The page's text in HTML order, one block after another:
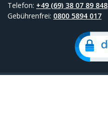
Telefon: +49 (69) 38 07 89 848
Gebührenfrei: 0800 5894 017